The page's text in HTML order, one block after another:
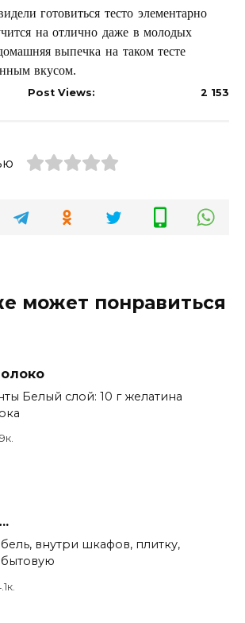
готовиться тесто элементарно
на отлично даже в молодых
выпечка на таком тесте
вкусом.
Post Views: 2 153
может понравиться
Белый слой: 10 г желатина
внутри шкафов, плитку,